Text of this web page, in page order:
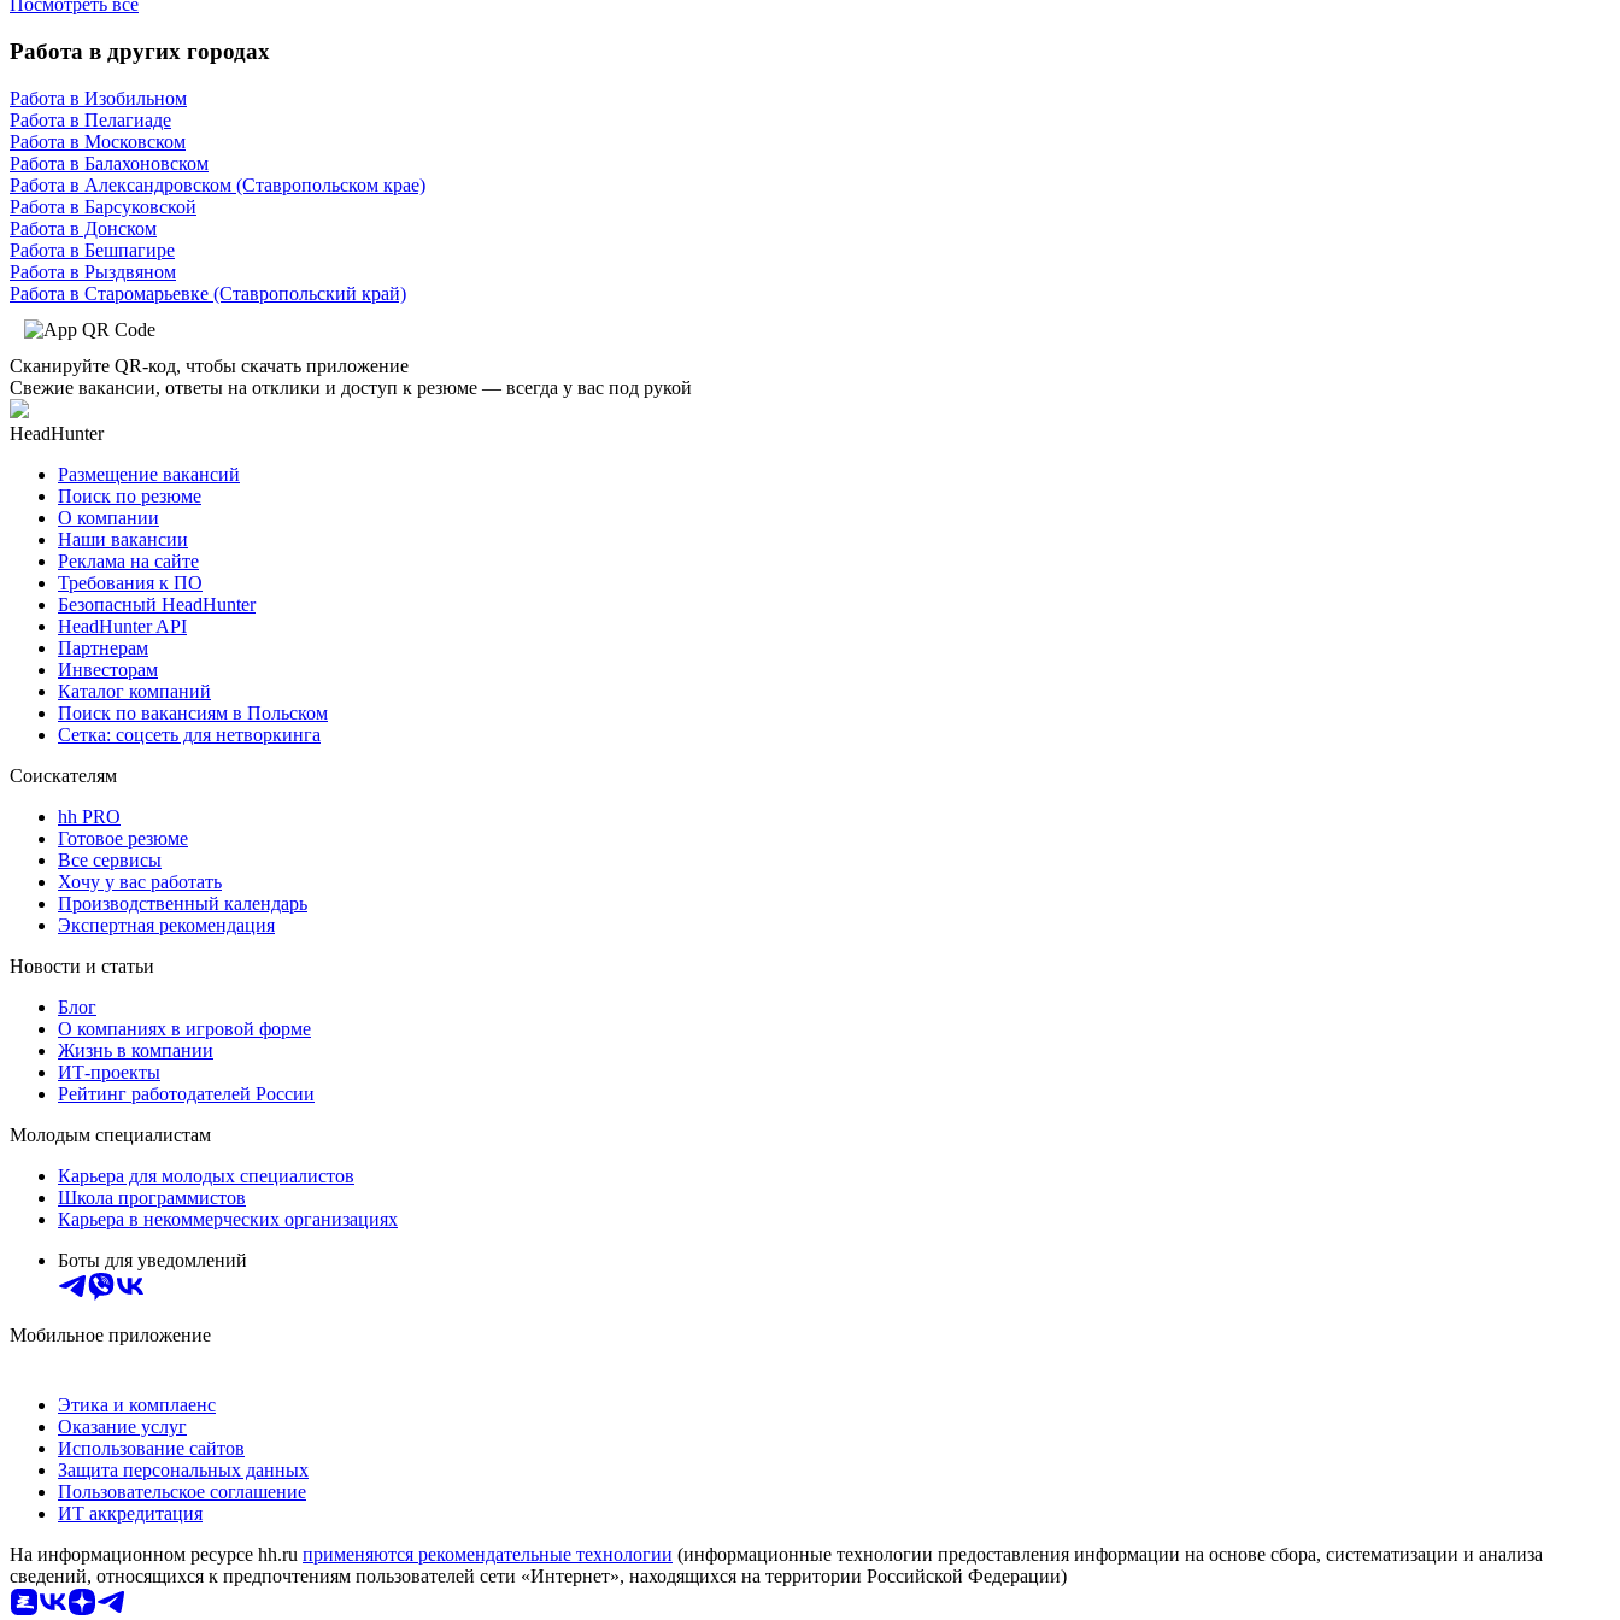
Посмотреть все
Работа в других городах
Работа в Изобильном
Работа в Пелагиаде
Работа в Московском
Работа в Балахоновском
Работа в Александровском (Ставропольском крае)
Работа в Барсуковской
Работа в Донском
Работа в Бешпагире
Работа в Рыздвяном
Работа в Старомарьевке (Ставропольский край)
Сканируйте QR-код, чтобы скачать приложение
Свежие вакансии, ответы на отклики и доступ к резюме — всегда у вас под рукой
HeadHunter
Размещение вакансий
Поиск по резюме
О компании
Наши вакансии
Реклама на сайте
Требования к ПО
Безопасный HeadHunter
HeadHunter API
Партнерам
Инвесторам
Каталог компаний
Поиск по вакансиям в Польском
Сетка: соцсеть для нетворкинга
Соискателям
hh PRO
Готовое резюме
Все сервисы
Хочу у вас работать
Производственный календарь
Экспертная рекомендация
Новости и статьи
Блог
О компаниях в игровой форме
Жизнь в компании
ИТ-проекты
Рейтинг работодателей России
Молодым специалистам
Карьера для молодых специалистов
Школа программистов
Карьера в некоммерческих организациях
Боты для уведомлений
Мобильное приложение
Этика и комплаенс
Оказание услуг
Использование сайтов
Защита персональных данных
Пользовательское соглашение
ИТ аккредитация
На информационном ресурсе hh.ru применяются рекомендательные технологии (информационные технологии предоставления информации на основе сбора, систематизации и анализа
сведений, относящихся к предпочтениям пользователей сети «Интернет», находящихся на территории Российской Федерации)